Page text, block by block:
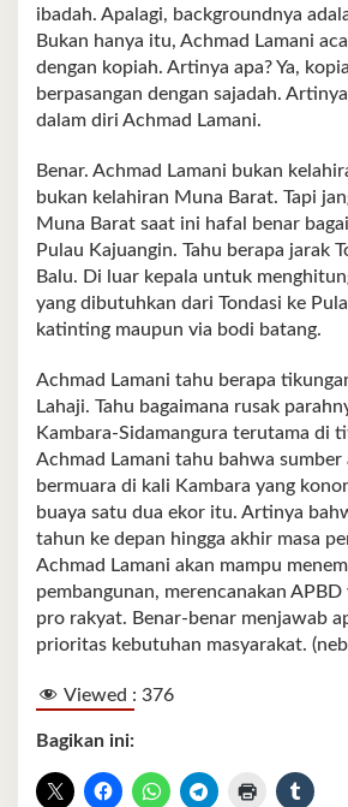
ibadah. Apalagi, backgroundnya
Bukan hanya itu, Achmad Lamani
dengan kopiah. Artinya apa? Ya,
berpasangan dengan sajadah.
dalam diri Achmad Lamani.
Benar. Achmad Lamani bukan
bukan kelahiran Muna Barat. Tapi
Muna Barat saat ini hafal benar
Pulau Kajuangin. Tahu berapa jarak
Balu. Di luar kepala untuk
yang dibutuhkan dari Tondasi ke
katinting maupun via bodi batang.
Achmad Lamani tahu berapa
Lahaji. Tahu bagaimana rusak
Kambara-Sidamangura terutama di
Achmad Lamani tahu bahwa sumber
bermuara di kali Kambara yang
buaya satu dua ekor itu. Artinya
tahun ke depan hingga akhir masa
Achmad Lamani akan mampu
pembangunan, merencanakan
pro rakyat. Benar-benar menjawab
prioritas kebutuhan masyarakat.
Viewed : 376
Bagikan ini: